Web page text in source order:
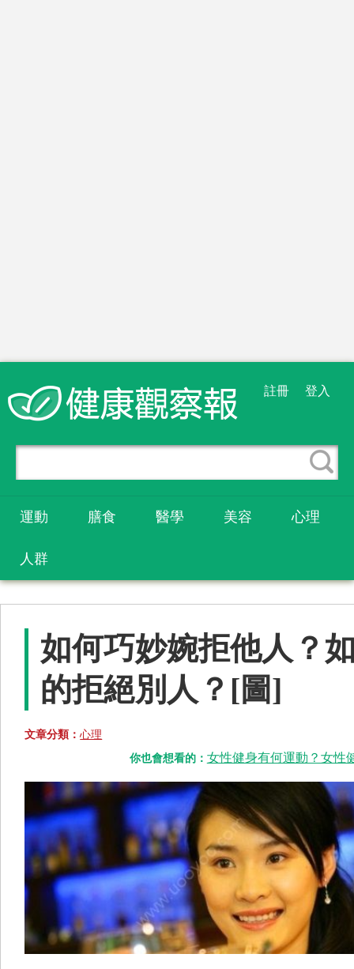
註冊 登入
運動 膳食 醫學 美容 心理
人群
如何巧妙婉拒他人？
的拒絕別人？[圖]
文章分類：心理
你也會想看的： 女性健身有何運動？女性